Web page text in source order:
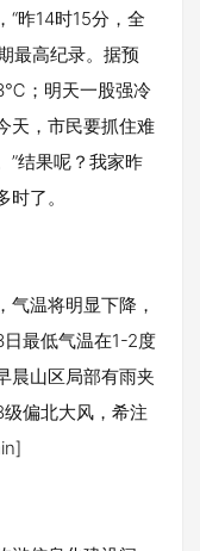
昨14时15分，全
最高纪录。据预
；明天一股强冷
天，市民要抓住难
”结果呢？我家昨
了。
温将明显下降，
最低气温在1-2度
晨山区局部有雨夹
偏北大风，希注